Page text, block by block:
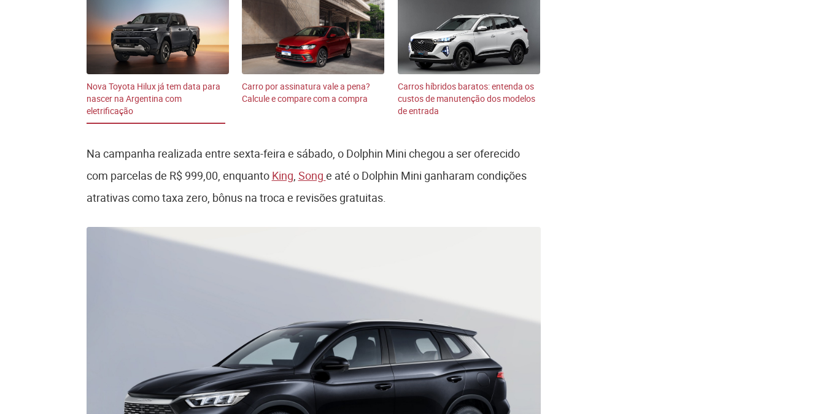
Nova Toyota Hilux já tem data para
nascer na Argentina com
eletrificação
Carro por assinatura vale a pena?
Calcule e compare com a compra
Carros híbridos baratos: entenda os
custos de manutenção dos modelos
de entrada
Na campanha realizada entre sexta-feira e sábado, o Dolphin Mini chegou a ser oferecido
com parcelas de R$ 999,00, enquanto King Song e até o Dolphin Mini ganharam condições
atrativas como taxa zero, bônus na troca e revisões gratuitas.